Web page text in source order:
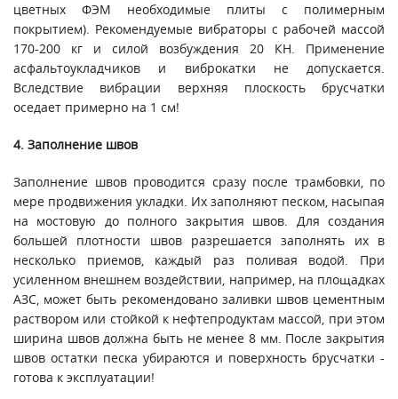
цветных ФЭМ необходимые плиты с полимерным
покрытием). Рекомендуемые вибраторы с рабочей массой
170-200 кг и силой возбуждения 20 КН. Применение
асфальтоукладчиков и виброкатки не допускается.
Вследствие вибрации верхняя плоскость брусчатки
оседает примерно на 1 см!
4. Заполнение швов
Заполнение швов проводится сразу после трамбовки, по
мере продвижения укладки. Их заполняют песком, насыпая
на мостовую до полного закрытия швов. Для создания
большей плотности швов разрешается заполнять их в
несколько приемов, каждый раз поливая водой. При
усиленном внешнем воздействии, например, на площадках
АЗС, может быть рекомендовано заливки швов цементным
раствором или стойкой к нефтепродуктам массой, при этом
ширина швов должна быть не менее 8 мм. После закрытия
швов остатки песка убираются и поверхность брусчатки -
готова к эксплуатации!